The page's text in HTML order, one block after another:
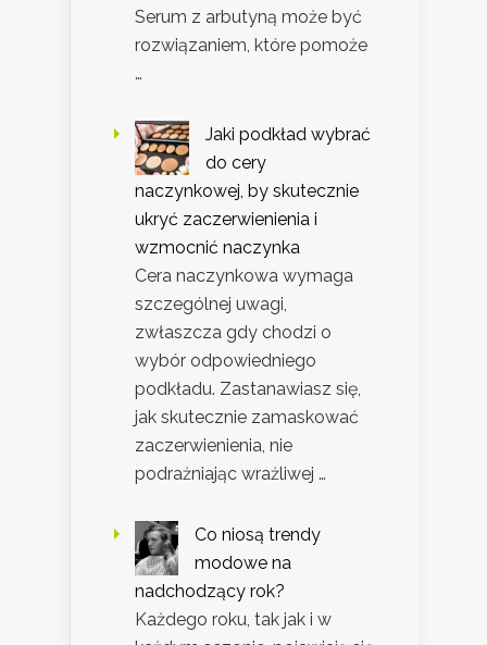
Serum z arbutyną może być
rozwiązaniem, które pomoże
…
Jaki podkład wybrać
do cery
naczynkowej, by skutecznie
ukryć zaczerwienienia i
wzmocnić naczynka
Cera naczynkowa wymaga
szczególnej uwagi,
zwłaszcza gdy chodzi o
wybór odpowiedniego
podkładu. Zastanawiasz się,
jak skutecznie zamaskować
zaczerwienienia, nie
podrażniając wrażliwej …
Co niosą trendy
modowe na
nadchodzący rok?
Każdego roku, tak jak i w